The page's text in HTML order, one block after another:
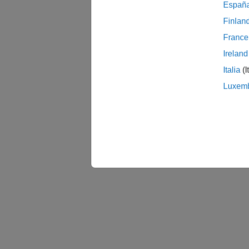
特定の
バージ
参考
Finland
France
Ireland
Italia